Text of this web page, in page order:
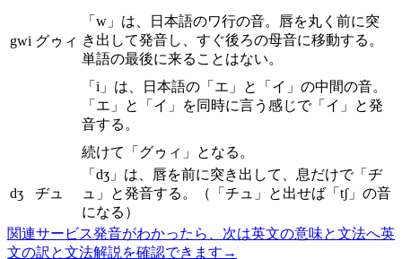
gwi グゥィ
「w」は、日本語のワ行の音。唇を丸く前に突
き出して発音し、すぐ後ろの母音に移動する。
単語の最後に来ることはない。
「i」は、日本語の「エ」と「イ」の中間の音。
「エ」と「イ」を同時に言う感じで「イ」と発
音する。
続けて「グゥィ」となる。
dʒ ヂュ
「dʒ」は、唇を前に突き出して、息だけで「ヂ
ュ」と発音する。（「チュ」と出せば「tʃ」の音
になる）
関連サービス発音がわかったら、次は英文の意味と文法へ英
文の訳と文法解説を確認できます →